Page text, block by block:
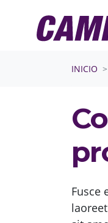
INICIO
Fusce